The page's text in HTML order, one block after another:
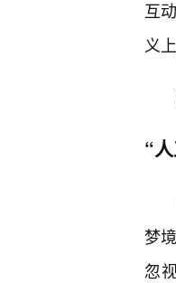
互
义
“
梦
忽